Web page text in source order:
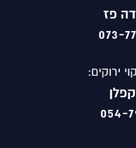
דה פז
073-
ירוקים:
קפלן
054-